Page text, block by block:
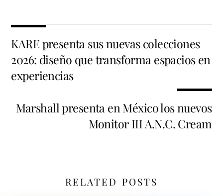
KARE presenta sus nuevas colecciones
2026: diseño que transforma espacios en
experiencias
Marshall presenta en México los nuevos
Monitor III A.N.C. Cream
RELATED POSTS